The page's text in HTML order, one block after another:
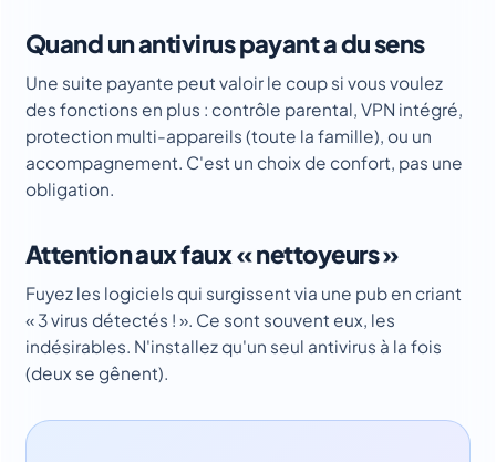
Quand un antivirus payant a du sens
Une suite payante peut valoir le coup si vous voulez
des fonctions en plus : contrôle parental, VPN intégré,
protection multi-appareils (toute la famille), ou un
accompagnement. C'est un choix de confort, pas une
obligation.
Attention aux faux « nettoyeurs »
Fuyez les logiciels qui surgissent via une pub en criant
« 3 virus détectés ! ». Ce sont souvent eux, les
indésirables. N'installez qu'un seul antivirus à la fois
(deux se gênent).